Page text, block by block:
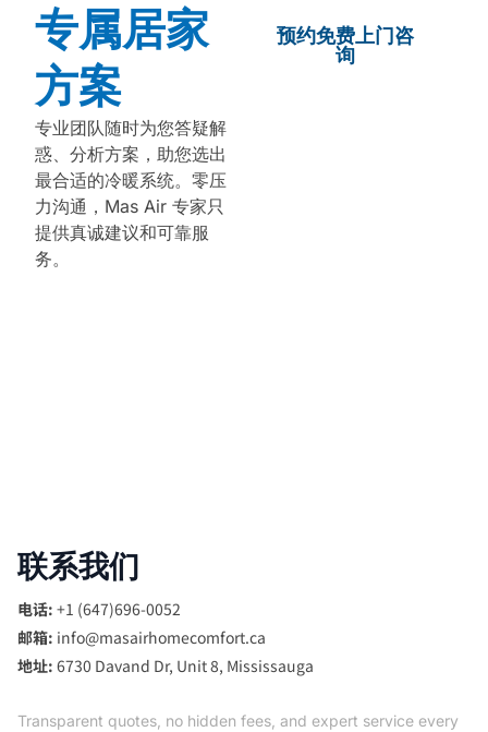
专属居家
方案
专业团队随时为您答疑解
惑、分析方案，助您选出
最合适的冷暖系统。零压
力沟通，Mas Air 专家只
提供真诚建议和可靠服
务。
预约免费上门咨
询
联系我们
电话: +1 (647)696-0052
邮箱: info@masairhomecomfort.ca
地址: 6730 Davand Dr, Unit 8, Mississauga
Transparent quotes, no hidden fees, and expert service every